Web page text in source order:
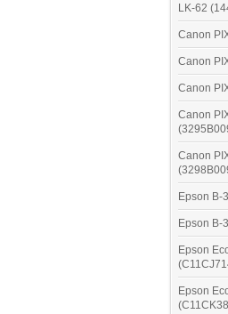
LK-62
Canon
Canon
Canon
Canon
Canon
Epson B-
Epson B-
Epson
Epson